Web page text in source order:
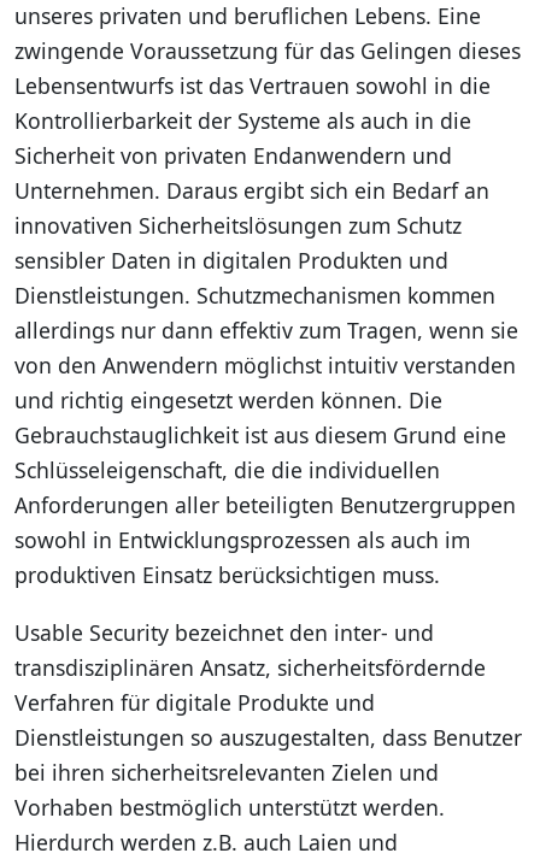
unseres privaten und beruflichen Lebens. Eine
zwingende Voraussetzung für das Gelingen dieses
Lebensentwurfs ist das Vertrauen sowohl in die
Kontrollierbarkeit der Systeme als auch in die
Sicherheit von privaten Endanwendern und
Unternehmen. Daraus ergibt sich ein Bedarf an
innovativen Sicherheitslösungen zum Schutz
sensibler Daten in digitalen Produkten und
Dienstleistungen. Schutzmechanismen kommen
allerdings nur dann effektiv zum Tragen, wenn sie
von den Anwendern möglichst intuitiv verstanden
und richtig eingesetzt werden können. Die
Gebrauchstauglichkeit ist aus diesem Grund eine
Schlüsseleigenschaft, die die individuellen
Anforderungen aller beteiligten Benutzergruppen
sowohl in Entwicklungsprozessen als auch im
produktiven Einsatz berücksichtigen muss.
Usable Security bezeichnet den inter- und
transdisziplinären Ansatz, sicherheitsfördernde
Verfahren für digitale Produkte und
Dienstleistungen so auszugestalten, dass Benutzer
bei ihren sicherheitsrelevanten Zielen und
Vorhaben bestmöglich unterstützt werden.
Hierdurch werden z.B. auch Laien und